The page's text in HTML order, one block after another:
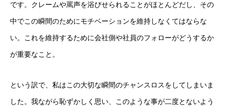
です。クレームや罵声を浴びせられることがほとんどだし、その
中でこの瞬間のためにモチベーションを維持しなくてはならな
い。これを維持するために会社側や社員のフォローがどうするか
が重要なこと。
という訳で、私はこの大切な瞬間のチャンスロスをしてしまいま
した。我ながら恥ずかしく思い、このような事が二度とないよう